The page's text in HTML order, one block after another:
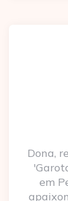
Dona,
em